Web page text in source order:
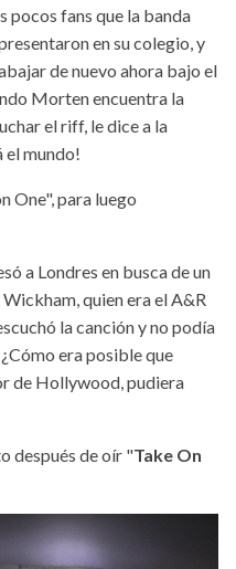
pocos fans que la banda
en su colegio, y
de nuevo ahora bajo el
Morten encuentra la
el riff, le dice a la
el mundo!
One", para luego
a Londres en busca de un
quien era el A&R
la canción y no podía
era posible que
de Hollywood, pudiera
después de oír "Take On